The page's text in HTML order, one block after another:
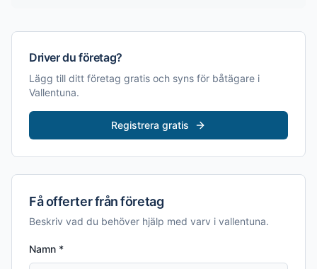
Driver du företag?
Lägg till ditt företag gratis och syns för båtägare i
Vallentuna.
Registrera gratis
Få offerter från företag
Beskriv vad du behöver hjälp med varv i vallentuna.
Namn *